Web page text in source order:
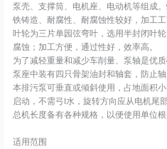
泵壳、支撑筒、电机座、电动机等组成
铁铸造、耐腐性、耐腐蚀性较好，加工工
叶轮为三片单园弦弯叶，选用半封闭叶
腐蚀；加工方便，通过性好，效率高。
为了减轻重量和减少车削量、泵轴是优质
泵座中装有四只骨架油封和轴套，防止
本排污泵可垂直或倾斜使用，占地面积
启动，不需弓I水，旋转方向应从电机尾
总机长度备有各种规格，以便使用单位
适用范围